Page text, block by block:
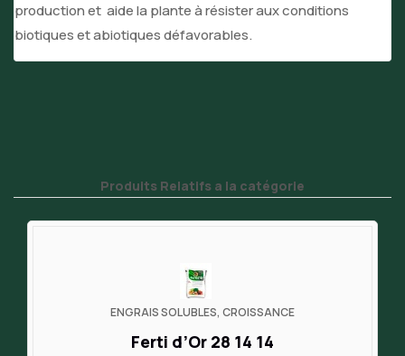
production et aide la plante à résister aux conditions
biotiques et abiotiques défavorables.
Produits Relatifs a la catégorie
ENGRAIS SOLUBLES, CROISSANCE
Ferti d’Or 28 14 14